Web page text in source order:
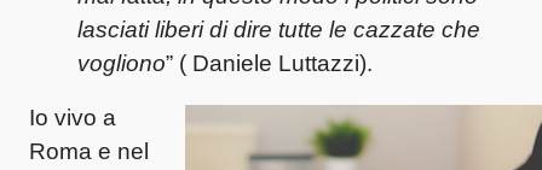
lasciati liberi di dire tutte le cazzate che
vogliono” ( Daniele Luttazzi).
Io vivo a
Roma e nel